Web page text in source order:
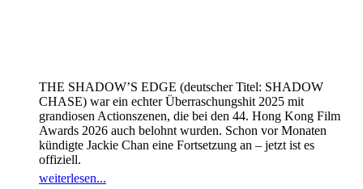
THE SHADOW’S EDGE (deutscher Titel: SHADOW
CHASE) war ein echter Überraschungshit 2025 mit
grandiosen Actionszenen, die bei den 44. Hong Kong Film
Awards 2026 auch belohnt wurden. Schon vor Monaten
kündigte Jackie Chan eine Fortsetzung an – jetzt ist es
offiziell.
weiterlesen...